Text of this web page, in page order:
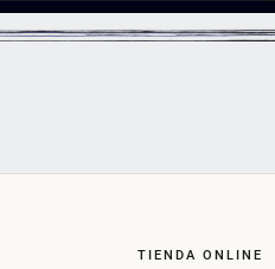
TIENDA ONLINE